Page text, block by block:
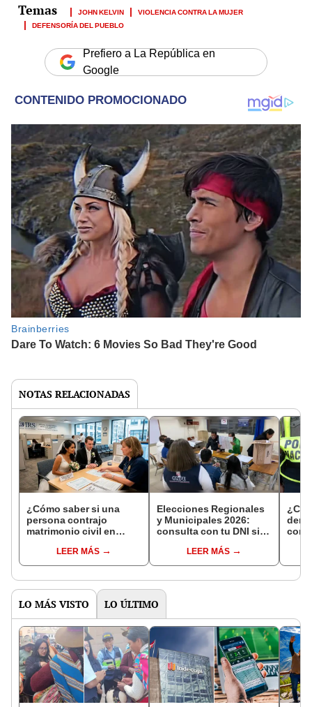
JOHN KELVIN
VIOLENCIA CONTRA LA MUJER
DEFENSORÍA DEL PUEBLO
Prefiero a La República en
Google
NOTAS RELACIONADAS
¿Cómo saber si una
persona contrajo
matrimonio civil en
LEER MÁS
Elecciones Regionales
y Municipales 2026:
consulta con tu DNI si
de mesa para este 4 de
octubre en el link oficial
LEER MÁS
con
LO MÁS VISTO LO ÚLTIMO